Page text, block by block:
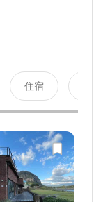
住宿